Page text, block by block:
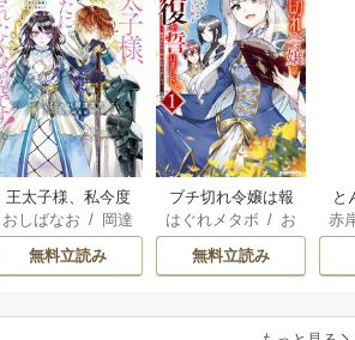
王太子様、私今度
こそあなたに殺さ
れたくないんで
す！ ～聖女に嵌め
二度目は串刺し回
おしばなお / 岡達
/ 先崎真琴
無料立読み
ブチ切れ令嬢は報
復を誓いました。
はぐれメタボ / お
おのいも /
無料立読み
と
赤